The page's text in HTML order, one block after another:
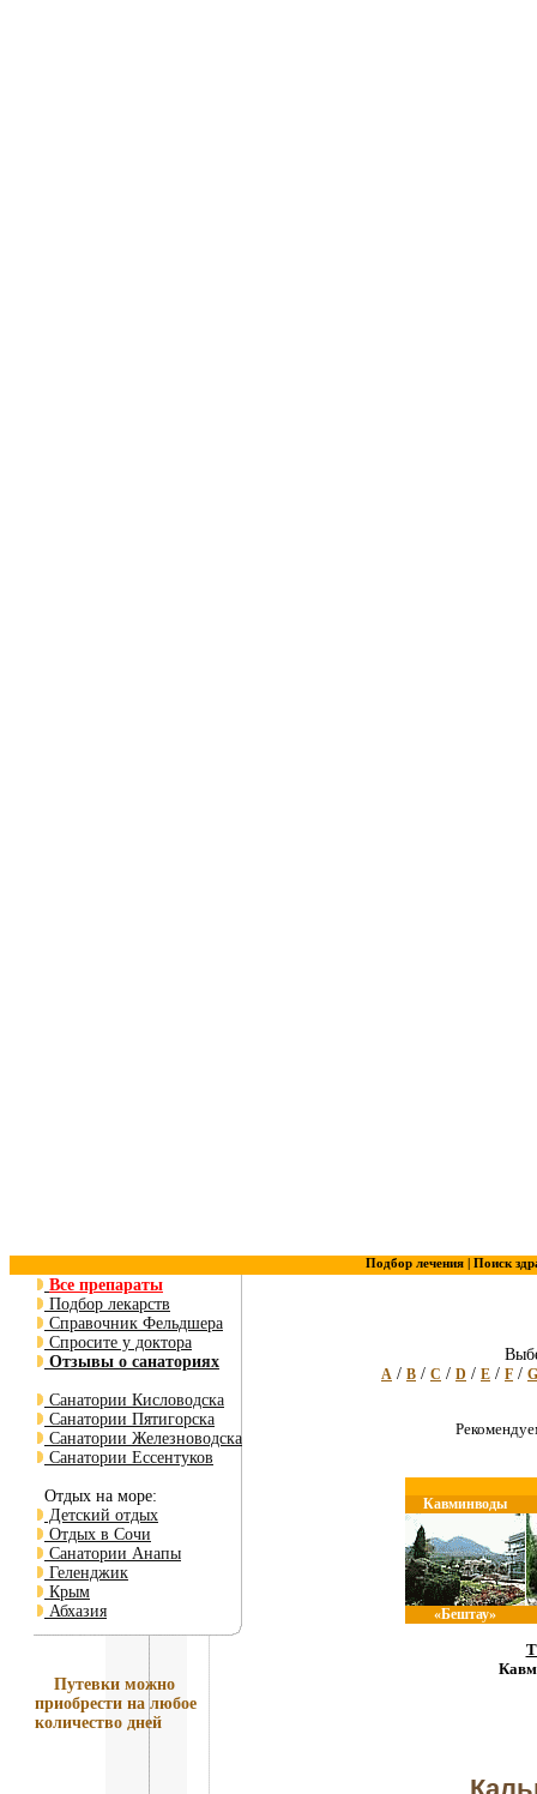
Подбор лечения | Поиск
Все препараты
Подбор лекарств
Справочник Фельдшера
Спросите у доктора
Отзывы о санаториях
Санатории Кисловодска
Санатории Пятигорска
Санатории Железноводска
Санатории Ессентуков
Отдых на море:
Детский отдых
Отдых в Сочи
Санатории Анапы
Геленджик
Крым
Абхазия
Путевки можно
приобрести на любое
количество дней
A / B / C / D / E / F / G
Кавминводы
«Бештау»